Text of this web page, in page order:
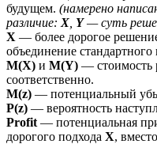
будущем. (намерено
различие: X Y— суть
X — более дорогое
объединение стандартного
M(X) и M(Y) — стоимость
соответственно.
M(z) — потенциальный
P(z) — вероятность
Profit — потенциальная
дорогого подхода X,